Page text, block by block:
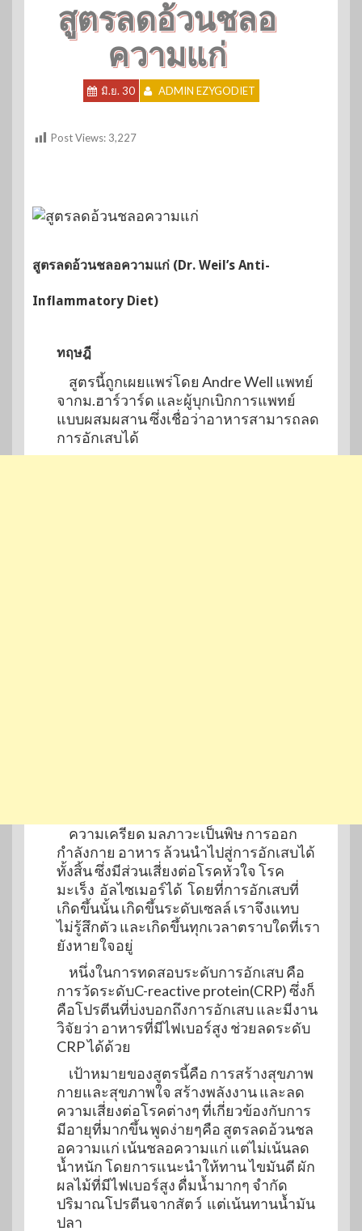
สูตรลดอ้วนชลอ
ความแก่
มิ.ย. 30 ADMIN EZYGODIET
Post Views: 3,227
สูตรลดอ้วนชลอความแก่ (Dr. Weil’s Anti-
Inflammatory Diet)
ทฤษฎี
สูตรนี้ถูกเผยแพร่โดย Andre Well แพทย์
จากม.ฮาร์วาร์ด และผู้บุกเบิกการแพทย์
แบบผสมผสาน ซึ่งเชื่อว่าอาหารสามารถลด
การอักเสบได้
ความเครียด มลภาวะเป็นพิษ การออก
กำลังกาย อาหาร ล้วนนำไปสู่การอักเสบได้
ทั้งสิ้น ซึ่งมีส่วนเสี่ยงต่อโรคหัวใจ โรค
มะเร็ง อัลไซเมอร์ได้ โดยที่การอักเสบที่
เกิดขึ้นนั้น เกิดขึ้นระดับเซลล์ เราจึงแทบ
ไม่รู้สึกตัว และเกิดขึ้นทุกเวลาตราบใดที่เรา
ยังหายใจอยู่
หนึ่งในการทดสอบระดับการอักเสบ คือ
การวัดระดับC-reactive protein(CRP) ซึ่งก็
คือโปรตีนที่บ่งบอกถึงการอักเสบ และมีงาน
วิจัยว่า อาหารที่มีไฟเบอร์สูง ช่วยลดระดับ
CRP ได้ด้วย
เป้าหมายของสูตรนี้คือ การสร้างสุขภาพ
กายและสุขภาพใจ สร้างพลังงาน และลด
ความเสี่ยงต่อโรคต่างๆ ที่เกี่ยวข้องกับการ
มีอายุที่มากขึ้น พูดง่ายๆคือ สูตรลดอ้วนชล
อความแก่ เน้นชลอความแก่ แต่ไม่เน้นลด
น้ำหนัก โดยการแนะนำให้ทาน ไขมันดี ผัก
ผลไม้ที่มีไฟเบอร์สูง ดื่มน้ำมากๆ จำกัด
ปริมาณโปรตีนจากสัตว์ แต่เน้นทานน้ำมัน
ปลา